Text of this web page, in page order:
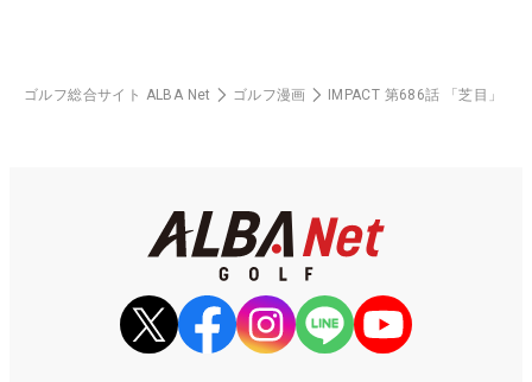
ゴルフ総合サイト ALBA Net ゴルフ漫画 IMPACT 第686話 「芝目」